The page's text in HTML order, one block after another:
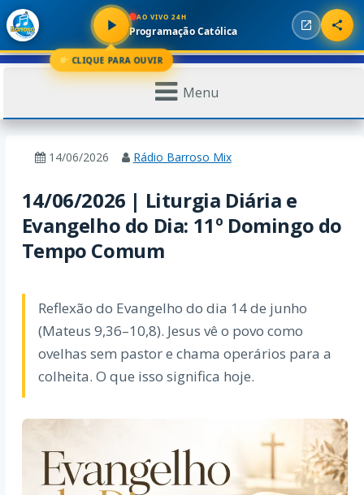
CLIQUE PARA OUVIR
AO VIVO 24H
Programação Católica
Menu
14/06/2026 Rádio Barroso Mix
14/06/2026 | Liturgia Diária e
Evangelho do Dia: 11º Domingo do
Tempo Comum
Reflexão do Evangelho do dia 14 de junho
(Mateus 9,36–10,8). Jesus vê o povo como
ovelhas sem pastor e chama operários para a
colheita. O que isso significa hoje.